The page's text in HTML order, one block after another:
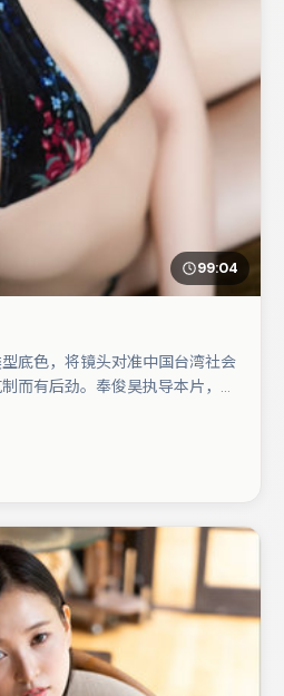
99:04
底色，将镜头对准中国台湾社会
而有后劲。奉俊昊执导本片，在
戏构成全片情感锚点，白宇则以
。节奏紧凑、反转有度，值得列